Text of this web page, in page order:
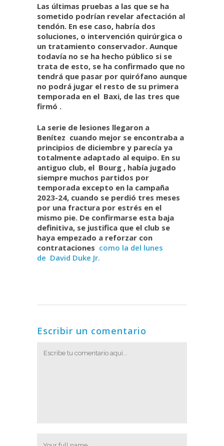
Las últimas pruebas a las que se ha
sometido podrían revelar afectación al
tendón. En ese caso, habría dos
soluciones, o intervención quirúrgica o
un tratamiento conservador. Aunque
todavía no se ha hecho público si se
trata de esto, se ha confirmado que no
tendrá que pasar por quirófano aunque
no podrá jugar el resto de su primera
temporada en el Baxi, de las tres que
firmó .
La serie de lesiones llegaron a
Benítez cuando mejor se encontraba a
principios de diciembre y parecía ya
totalmente adaptado al equipo. En su
antiguo club, el Bourg , había jugado
siempre muchos partidos por
temporada excepto en la campaña
2023-24, cuando se perdió tres meses
por una fractura por estrés en el
mismo pie. De confirmarse esta baja
definitiva, se justifica que el club se
haya empezado a reforzar con
contrataciones como la del lunes
de David Duke Jr.
Escribir un comentario